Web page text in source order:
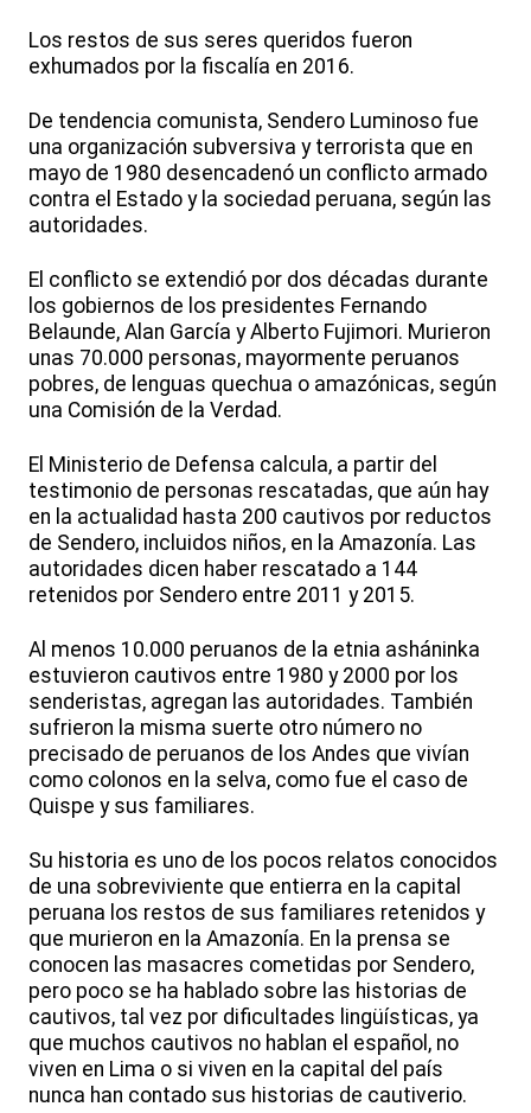
Los restos de sus seres queridos fueron
exhumados por la fiscalía en 2016.
De tendencia comunista, Sendero Luminoso fue
una organización subversiva y terrorista que en
mayo de 1980 desencadenó un conflicto armado
contra el Estado y la sociedad peruana, según las
autoridades.
El conflicto se extendió por dos décadas durante
los gobiernos de los presidentes Fernando
Belaunde, Alan García y Alberto Fujimori. Murieron
unas 70.000 personas, mayormente peruanos
pobres, de lenguas quechua o amazónicas, según
una Comisión de la Verdad.
El Ministerio de Defensa calcula, a partir del
testimonio de personas rescatadas, que aún hay
en la actualidad hasta 200 cautivos por reductos
de Sendero, incluidos niños, en la Amazonía. Las
autoridades dicen haber rescatado a 144
retenidos por Sendero entre 2011 y 2015.
Al menos 10.000 peruanos de la etnia asháninka
estuvieron cautivos entre 1980 y 2000 por los
senderistas, agregan las autoridades. También
sufrieron la misma suerte otro número no
precisado de peruanos de los Andes que vivían
como colonos en la selva, como fue el caso de
Quispe y sus familiares.
Su historia es uno de los pocos relatos conocidos
de una sobreviviente que entierra en la capital
peruana los restos de sus familiares retenidos y
que murieron en la Amazonía. En la prensa se
conocen las masacres cometidas por Sendero,
pero poco se ha hablado sobre las historias de
cautivos, tal vez por dificultades lingüísticas, ya
que muchos cautivos no hablan el español, no
viven en Lima o si viven en la capital del país
nunca han contado sus historias de cautiverio.